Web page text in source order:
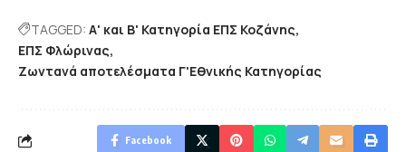
TAGGED: Α' και Β' Κατηγορία ΕΠΣ Κοζάνης
ΕΠΣ Φλώρινας
Ζωντανά αποτελέσματα Γ'Εθνικής Κατηγορίας
Facebook